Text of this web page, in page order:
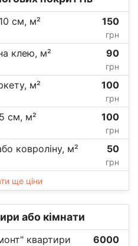
см, м² 150
грн
клею, м² 90
грн
м² 100
грн
см, м² 100
грн
ковроліну, м² 50
грн
ще ціни
або кімнати
квартири
6000